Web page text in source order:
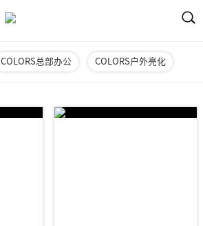
COLORS总部办公 COLORS户外亮化